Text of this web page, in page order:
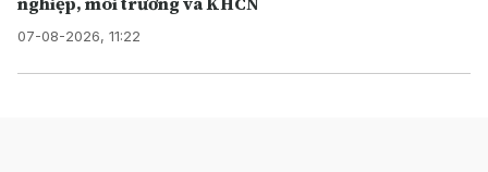
07-08-2026, 11:22